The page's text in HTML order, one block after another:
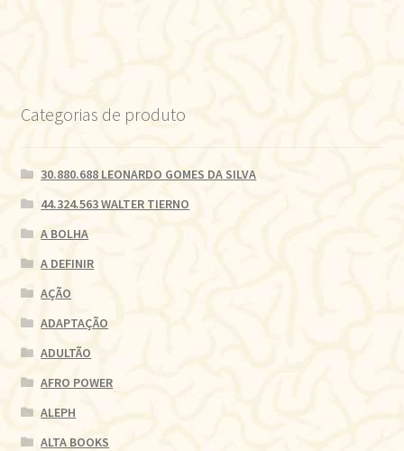
Categorias de produto
30.880.688 LEONARDO GOMES DA SILVA
44.324.563 WALTER TIERNO
A BOLHA
A DEFINIR
AÇÃO
ADAPTAÇÃO
ADULTÃO
AFRO POWER
ALEPH
ALTA BOOKS